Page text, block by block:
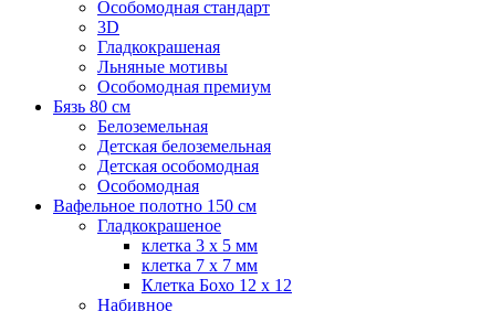
Особомодная стандарт
3D
Гладкокрашеная
Льняные мотивы
Особомодная премиум
Бязь 80 см
Белоземельная
Детская белоземельная
Детская особомодная
Особомодная
Вафельное полотно 150 см
Гладкокрашеное
клетка 3 х 5 мм
клетка 7 х 7 мм
Клетка Бохо 12 x 12
Набивное